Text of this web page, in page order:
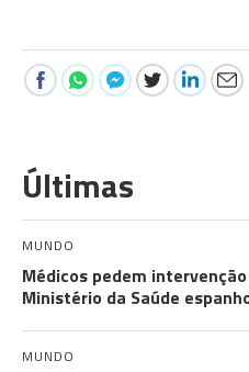
Últimas
MUNDO
Médicos pedem
Ministério da Saúde
MUNDO